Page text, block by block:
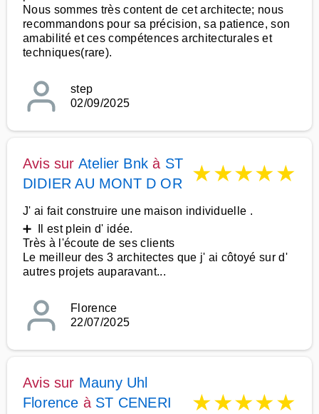
Nous sommes très content de cet architecte; nous
recommandons pour sa précision, sa patience, son
amabilité et ces compétences architecturales et
techniques(rare).
step
02/09/2025
Avis sur Atelier Bnk à ST
DIDIER AU MONT D OR
★★★★★
J' ai fait construire une maison individuelle .
➕ Il est plein d' idée.
Très à l'écoute de ses clients
Le meilleur des 3 architectes que j' ai côtoyé sur d'
autres projets auparavant...
Florence
22/07/2025
Avis sur Mauny Uhl
Florence à ST CENERI
★★★★★